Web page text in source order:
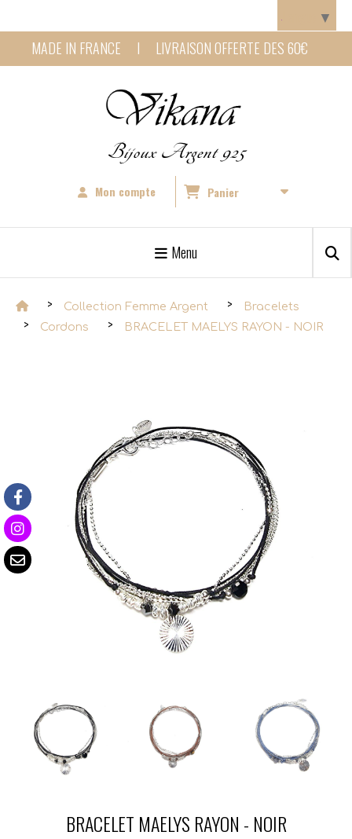
MADE IN FRANCE I LIVRAISON OFFERTE DES 60€
Bijoux Argent 925
Mon compte Panier
Menu
Collection Femme Argent
Bracelets
Cordons
BRACELET MAELYS RAYON - NOIR
BRACELET MAELYS RAYON - NOIR
▼